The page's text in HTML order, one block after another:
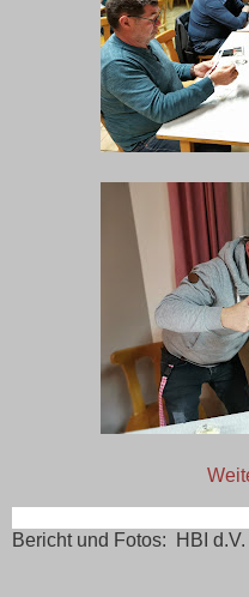
Bericht und Fotos: HBI